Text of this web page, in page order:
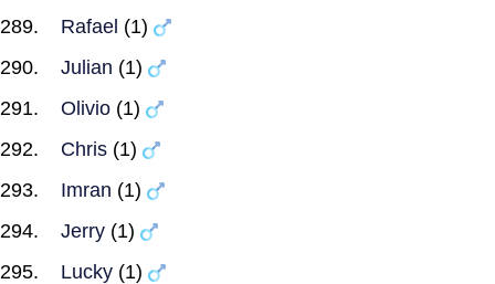
Rafael (1)
Julian (1)
Olivio (1)
Chris (1)
Imran (1)
Jerry (1)
Lucky (1)